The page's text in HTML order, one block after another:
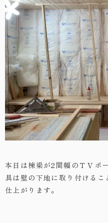
本日は棟梁が2間幅のＴＶボ
具は壁の下地に取り付ける
仕上がります。
- 家・不動産の利活用